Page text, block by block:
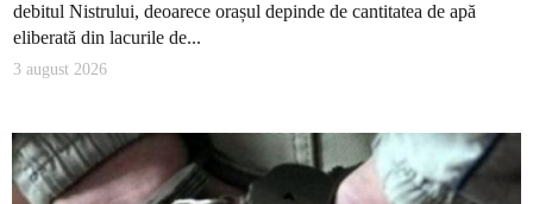
debitul Nistrului, deoarece orașul depinde de cantitatea de apă
eliberată din lacurile de...
3 august 2026